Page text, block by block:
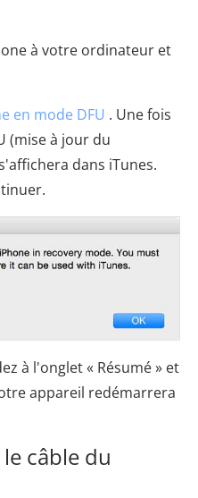
à votre ordinateur et
en mode DFU . Une fois
(mise à jour du
dans iTunes.
à l'onglet « Résumé » et
appareil redémarrera
câble du